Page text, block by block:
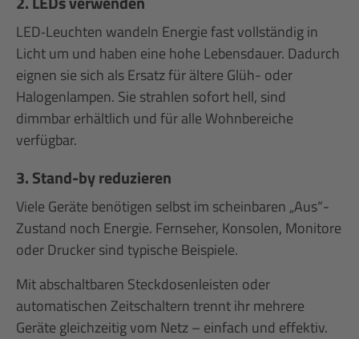
LED‑Leuchten wandeln Energie fast vollständig in
Licht um und haben eine hohe Lebensdauer. Dadurch
eignen sie sich als Ersatz für ältere Glüh- oder
Halogenlampen. Sie strahlen sofort hell, sind
dimmbar erhältlich und für alle Wohnbereiche
verfügbar.
3. Stand-by reduzieren
Viele Geräte benötigen selbst im scheinbaren „Aus“-
Zustand noch Energie. Fernseher, Konsolen, Monitore
oder Drucker sind typische Beispiele.
Mit abschaltbaren Steckdosenleisten oder
automatischen Zeitschaltern trennt ihr mehrere
Geräte gleichzeitig vom Netz – einfach und effektiv.